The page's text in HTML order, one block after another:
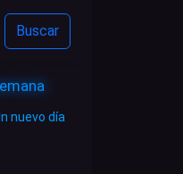
Buscar
nuevo día